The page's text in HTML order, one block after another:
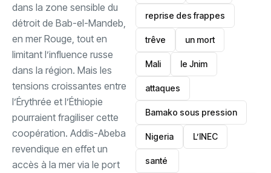
dans la zone sensible du
détroit de Bab-el-Mandeb,
en mer Rouge, tout en
limitant l’influence russe
dans la région. ‎Mais les
tensions croissantes entre
l’Érythrée et l’Éthiopie
pourraient fragiliser cette
coopération. Addis-Abeba
revendique en effet un
accès à la mer via le port
reprise des frappes
trêve un mort
Mali le Jnim
attaques
Bamako sous pression
‎Nigeria L’INEC
santé ‎